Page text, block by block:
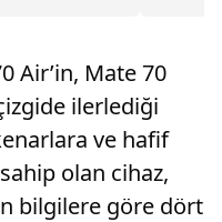
Air’in, Mate 70
ilerlediği
ve hafif
olan cihaz,
bilgilere göre dört